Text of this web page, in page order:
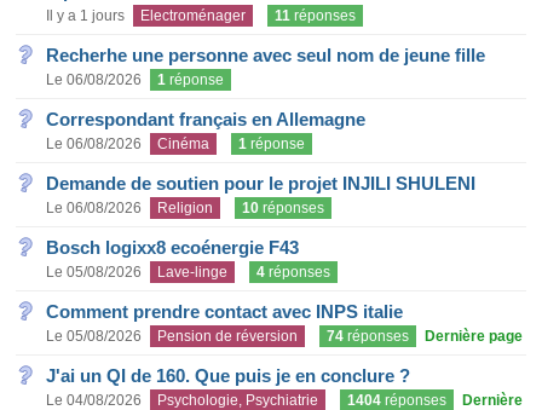
Il y a 1 jours Electroménager 11 réponses
Recherhe une personne avec seul nom de jeune fille
Le 06/08/2026 1 réponse
Correspondant français en Allemagne
Le 06/08/2026 Cinéma 1 réponse
Demande de soutien pour le projet INJILI SHULENI
Le 06/08/2026 Religion 10 réponses
Bosch logixx8 ecoénergie F43
Le 05/08/2026 Lave-linge 4 réponses
Comment prendre contact avec INPS italie
Le 05/08/2026 Pension de réversion 74 réponses Dernière page
J'ai un QI de 160. Que puis je en conclure ?
Le 04/08/2026 Psychologie, Psychiatrie 1404 réponses
Dernière